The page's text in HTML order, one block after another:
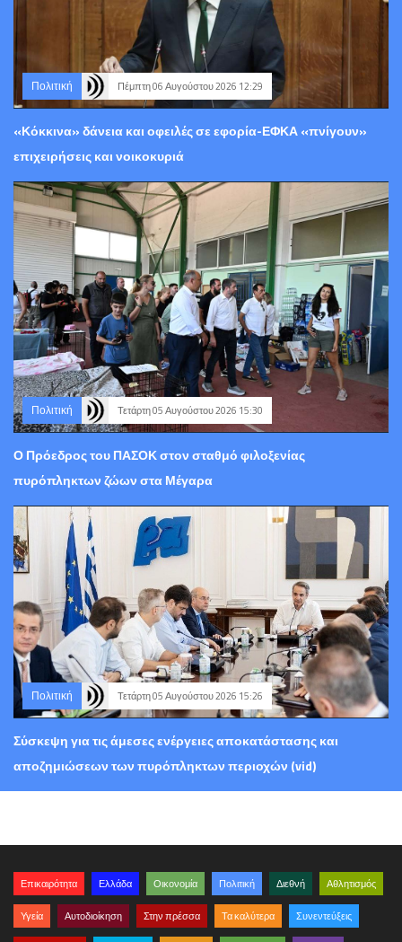
Πολιτική Πέμπτη 06 Αυγούστου 2026 12:29
«Κόκκινα» δάνεια και οφειλές σε εφορία-ΕΦΚΑ «πνίγουν»
επιχειρήσεις και νοικοκυριά
Πολιτική Τετάρτη 05 Αυγούστου 2026 15:30
Ο Πρόεδρος του ΠΑΣΟΚ στον σταθμό φιλοξενίας
πυρόπληκτων ζώων στα Μέγαρα
Πολιτική Τετάρτη 05 Αυγούστου 2026 15:26
Σύσκεψη για τις άμεσες ενέργειες αποκατάστασης και
αποζημιώσεων των πυρόπληκτων περιοχών (vid)
Επικαιρότητα Ελλάδα Οικονομία Πολιτική Διεθνή Αθλητισμός
Υγεία Αυτοδιοίκηση Στην πρέσσα Τα καλύτερα Συνεντεύξεις